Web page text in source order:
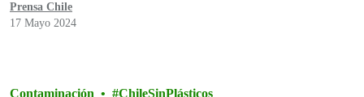
Prensa Chile
17 Mayo 2024
Contaminación ChileSinPlásticos